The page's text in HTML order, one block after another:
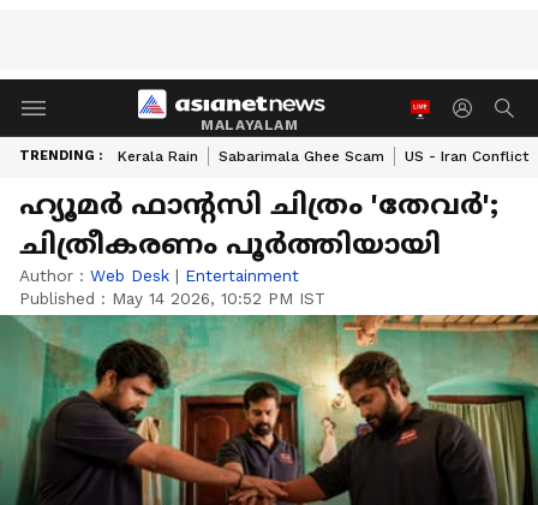
MALAYALAM
TRENDING : Kerala Rain Sabarimala Ghee Scam US - Iran Conflict
ഹ്യൂമര്‍ ഫാന്‍റസി ചിത്രം 'തേവര്‍';
ചിത്രീകരണം പൂര്‍ത്തിയായി
Author : Web Desk | Entertainment
Published : May 14 2026, 10:52 PM IST